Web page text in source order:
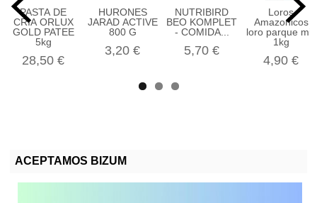
ACEPTAMOS BIZUM
PASTA DE
CRIA ORLUX
GOLD PATEE
5kg
28,50 €
HURONES
JARAD ACTIVE
800 G
3,20 €
NUTRIBIRD
BEO KOMPLET
- COMIDA...
5,70 €
Loros
Amazonicos
loro parque mix
1kg
4,90 €